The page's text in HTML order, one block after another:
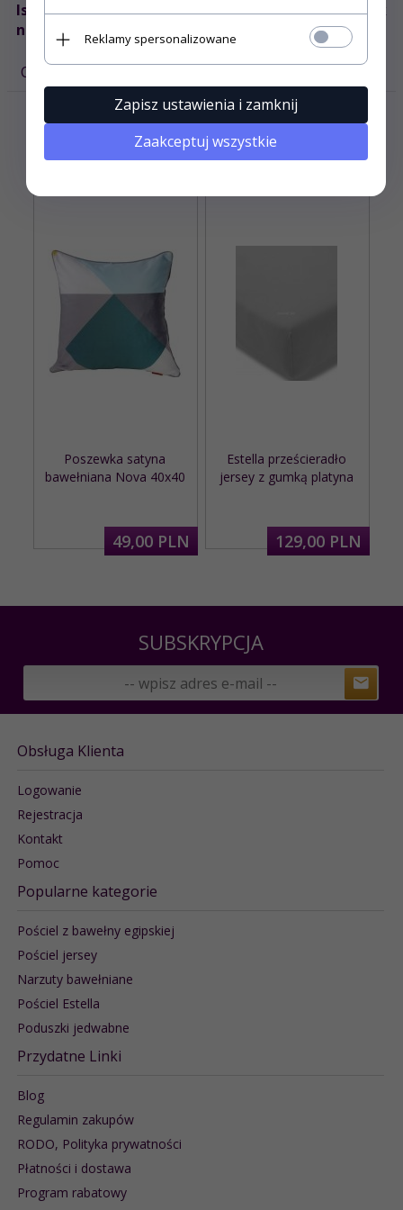
Istnieje możliwość zakupienia osobno poszewek
na jaśki 45x45 w cenie 39zł/szt
OPINIE KLIENTÓW
POLECAMY DO TEGO PRODUKTU
Poszewka satyna
bawełniana Nova 40x40
49,00 PLN
Estella prześcieradło
jersey z gumką platyna
129,00 PLN
SUBSKRYPCJA
Obsługa Klienta
Logowanie
Rejestracja
Kontakt
Pomoc
Popularne kategorie
Pościel z bawełny egipskiej
Pościel jersey
Narzuty bawełniane
Pościel Estella
Poduszki jedwabne
Przydatne Linki
Blog
Regulamin zakupów
RODO, Polityka prywatności
Płatności i dostawa
Program rabatowy
Reklamy spersonalizowane
Zapisz ustawienia i zamknij
Zaakceptuj wszystkie